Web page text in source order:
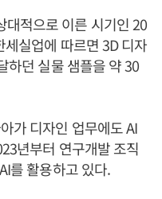
대적으로 이른 시기인 20
실업에 따르면 3D 디자
하던 실물 샘플을 약 30
가 디자인 업무에도 AI
년부터 연구개발 조직
를 활용하고 있다.